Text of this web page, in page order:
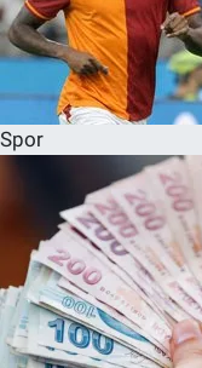
Spor